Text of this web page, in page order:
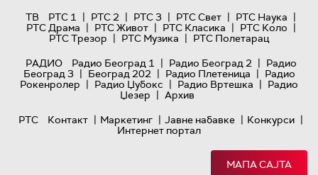
ТВ
РТС 1 | РТС 2 | РТС 3 | РТС Свет | РТС Наука |
РТС Драма | РТС Живот | РТС Класика | РТС Коло |
РТС Трезор | РТС Музика | РТС Полетарац
РАДИО
Радио Београд 1 | Радио Београд 2 | Радио
Београд 3 | Београд 202 | Радио Плетеница | Радио
Рокенролер | Радио Џубокс | Радио Вртешка | Радио
Џезер | Архив
РТС
Контакт | Маркетинг | Јавне набавке | Конкурси |
Интернет портал
МАПА САЈТА